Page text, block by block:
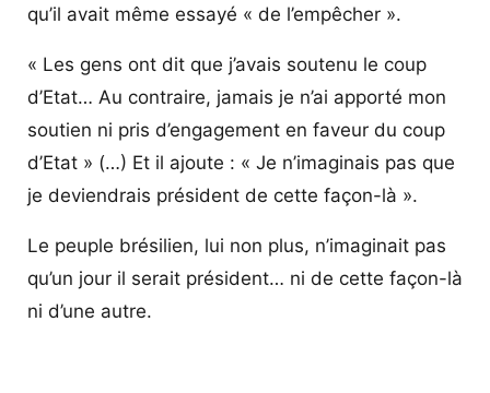
qu’il avait même essayé « de l’empêcher ».
« Les gens ont dit que j’avais soutenu le coup
d’Etat… Au contraire, jamais je n’ai apporté mon
soutien ni pris d’engagement en faveur du coup
d’Etat » (…) Et il ajoute : « Je n’imaginais pas que
je deviendrais président de cette façon-là ».
Le peuple brésilien, lui non plus, n’imaginait pas
qu’un jour il serait président… ni de cette façon-là
ni d’une autre.